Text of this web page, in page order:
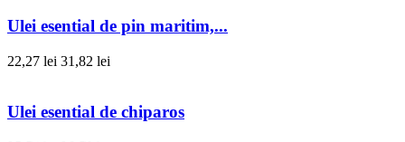
Ulei esential de pin maritim,...
22,27 lei 31,82 lei
Ulei esential de chiparos